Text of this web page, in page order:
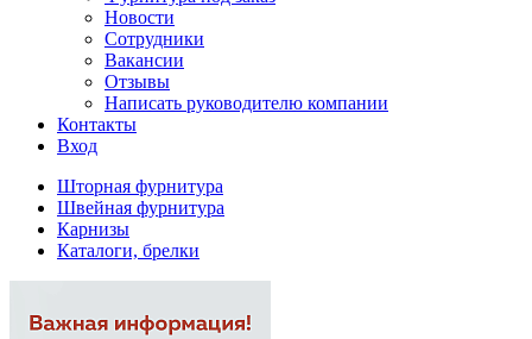
Новости
Сотрудники
Вакансии
Отзывы
Написать руководителю компании
Контакты
Вход
Шторная фурнитура
Швейная фурнитура
Карнизы
Каталоги, брелки